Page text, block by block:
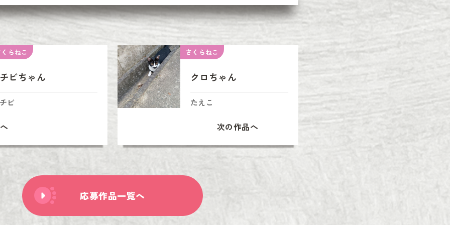
らねこ
チビちゃん
チビ
さくらねこ
クロちゃん
たえこ
次の作品へ
応募作品一覧へ